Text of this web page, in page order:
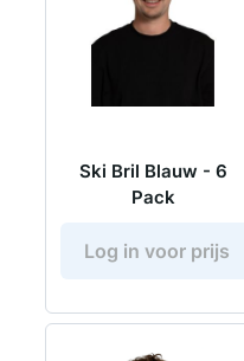
Ski Bril Blauw - 6
Pack
Log in voor prijs